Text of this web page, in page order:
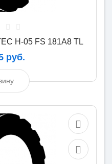
H-05 FS 181A8 TL
руб.